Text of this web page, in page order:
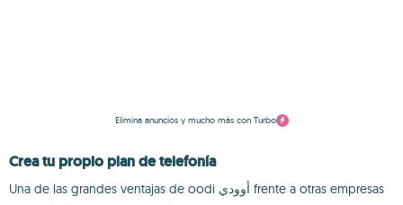
Elimina anuncios y mucho más con Turbo
Crea tu propio plan de telefonía
Una de las grandes ventajas de oodi أوودي frente a otras empresas